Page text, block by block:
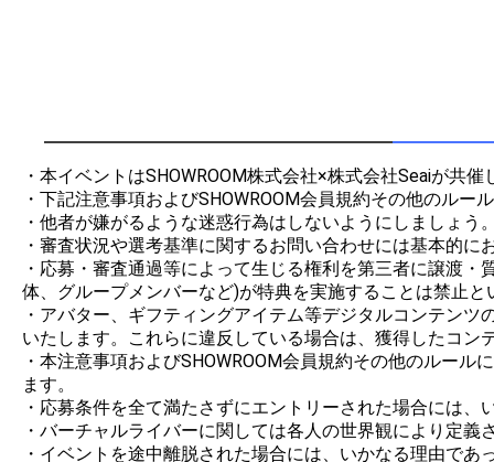
・本イベントはSHOWROOM株式会社×株式会社Seaiが共催
・下記注意事項およびSHOWROOM会員規約その他のルー
・他者が嫌がるような迷惑行為はしないようにしましょう。
・審査状況や選考基準に関するお問い合わせには基本的に
・応募・審査通過等によって生じる権利を第三者に譲渡
体、グループメンバーなど)が特典を実施することは禁止と
・アバター、ギフティングアイテム等デジタルコンテン
いたします。これらに違反している場合は、獲得したコン
・本注意事項およびSHOWROOM会員規約その他のルー
ます。
・応募条件を全て満たさずにエントリーされた場合には
・バーチャルライバーに関しては各人の世界観により定義
・イベントを途中離脱された場合には、いかなる理由で